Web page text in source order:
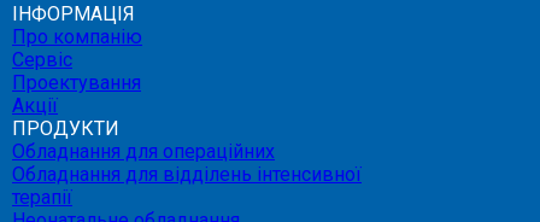
ІНФОРМАЦІЯ
Про компанію
Сервіс
Проектування
Акції
ПРОДУКТИ
Обладнання для операційних
Обладнання для відділень інтенсивної
терапії